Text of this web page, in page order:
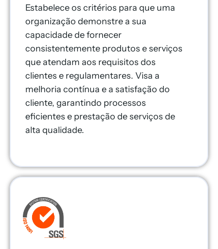
Estabelece os critérios para que uma
organização demonstre a sua
capacidade de fornecer
consistentemente produtos e serviços
que atendam aos requisitos dos
clientes e regulamentares. Visa a
melhoria contínua e a satisfação do
cliente, garantindo processos
eficientes e prestação de serviços de
alta qualidade.